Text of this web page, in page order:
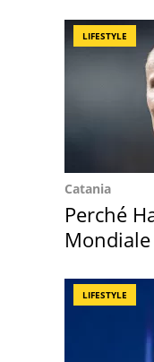
LIFESTYLE
Catania
Perché
LIFESTYLE